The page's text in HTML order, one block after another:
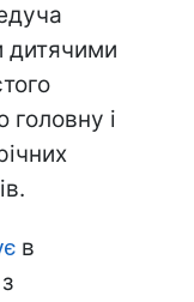
дитячими
головну і
в